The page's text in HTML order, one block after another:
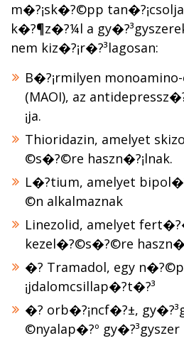
m�?¡sk�?©pp
k�?¶z�?¼l a
nem kiz�?¡r�?³lagosan:
B�?¡rmilyen
(MAOI), az
¡ja.
Thioridazin, amelyet
©s�?©re haszn�?¡lnak.
L�?­tium, amelyet
©n alkalmaznak
Linezolid, amelyet
kezel�?©s�?©re
�? Tramadol, egy
¡jdalomcsillap�?­t�?³
�? orb�?¡ncf�?±,
©nyalap�?º gy�?³gyszer